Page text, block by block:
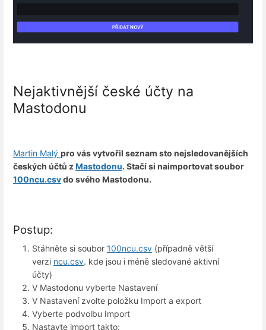
Nejaktivnější české účty na
Mastodonu
Martin Malý pro vás vytvořil seznam sto nejsledovanějších
českých účtů zMastodonu. Stačí si naimportovat soubor
100ncu.csvdo svého Mastodonu.
Postup:
Stáhněte si soubor 100ncu.csv (případně větší
verzi ncu.csv. kde jsou i méně sledované aktivní
účty)
V Mastodonu vyberte Nastavení
V Nastavení zvolte položku Import a export
Vyberte podvolbu Import
Nastavte import takto: